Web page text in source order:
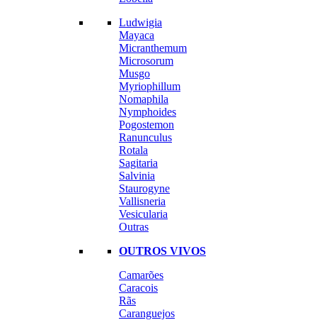
Ludwigia
Mayaca
Micranthemum
Microsorum
Musgo
Myriophillum
Nomaphila
Nymphoides
Pogostemon
Ranunculus
Rotala
Sagitaria
Salvinia
Staurogyne
Vallisneria
Vesicularia
Outras
OUTROS VIVOS
Camarões
Caracois
Rãs
Caranguejos